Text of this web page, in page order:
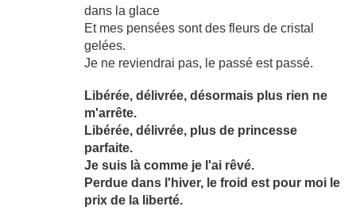
dans la glace
Et mes pensées sont des fleurs de cristal
gelées.
Je ne reviendrai pas, le passé est passé.
Libérée, délivrée, désormais plus rien ne
m'arrête.
Libérée, délivrée, plus de princesse
parfaite.
Je suis là comme je l'ai rêvé.
Perdue dans l'hiver, le froid est pour moi le
prix de la liberté.